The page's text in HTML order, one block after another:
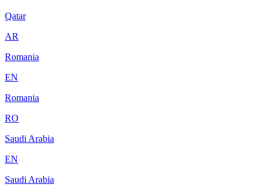
Qatar
AR
Romania
EN
Romania
RO
Saudi Arabia
EN
Saudi Arabia